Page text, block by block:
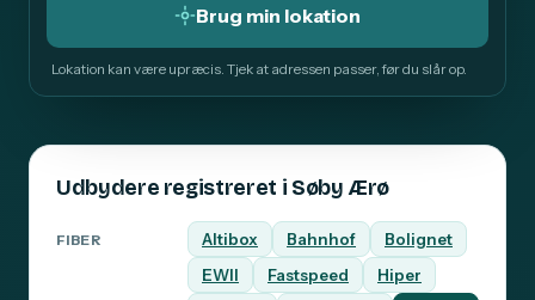
Brug min lokation
Lokation kan være upræcis. Tjek at adressen passer, før du slår op.
Udbydere registreret i Søby Ærø
FIBER Altibox Bahnhof
Bolignet
EWII
Fastspeed
Hiper